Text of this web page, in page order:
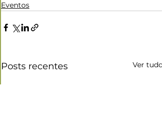
Eventos
Posts recentes Ver tudo